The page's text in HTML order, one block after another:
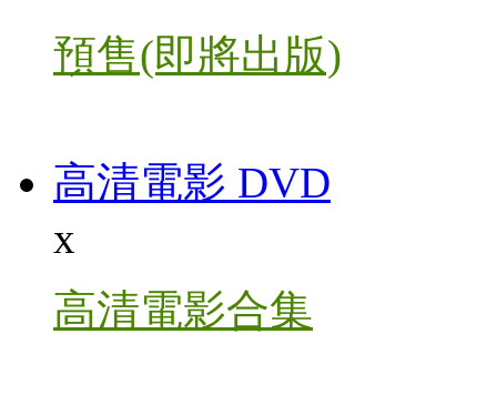
預售(即將出版)
高清電影 DVD
x
高清電影合集